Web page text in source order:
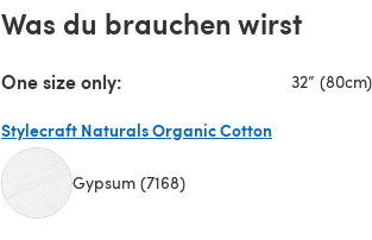
Was du brauchen wirst
One size only: 32”
Stylecraft Naturals Organic Cotton
Gypsum (7168)